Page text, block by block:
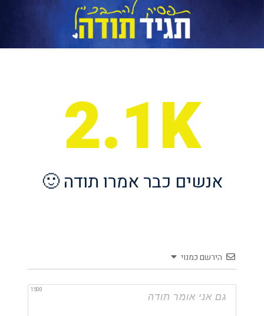
2.1K
אנשים כבר אמרו תודה 🙂
הירשם כמנוי
1500